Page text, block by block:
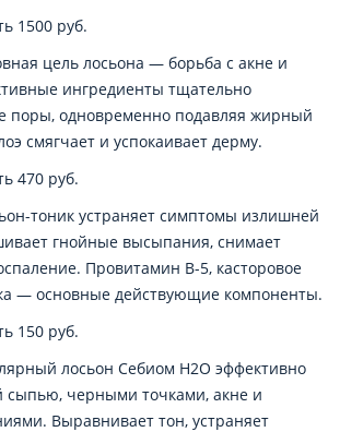
1500 руб.
цель лосьона — борьба с акне и
ингредиенты тщательно
поры, одновременно подавляя жирный
смягчает и успокаивает дерму.
470 руб.
тоник устраняет симптомы излишней
гнойные высыпания, снимает
Провитамин B-5, касторовое
— основные действующие компоненты.
150 руб.
лосьон Себиом Н2О эффективно
сыпью, черными точками, акне и
Выравнивает тон, устраняет